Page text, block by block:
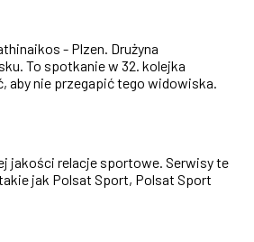
- Plzen. Drużyna
To spotkanie w 32. kolejka
aby nie przegapić tego widowiska.
jakości relacje sportowe. Serwisy te
jak Polsat Sport, Polsat Sport